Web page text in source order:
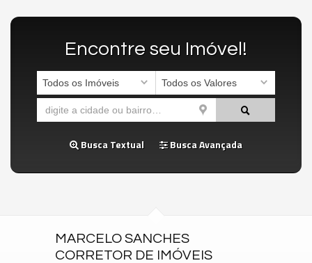
Encontre seu Imóvel!
Todos os Imóveis Todos os Valores
Busca Textual Busca Avançada
MARCELO SANCHES
CORRETOR DE IMÓVEIS